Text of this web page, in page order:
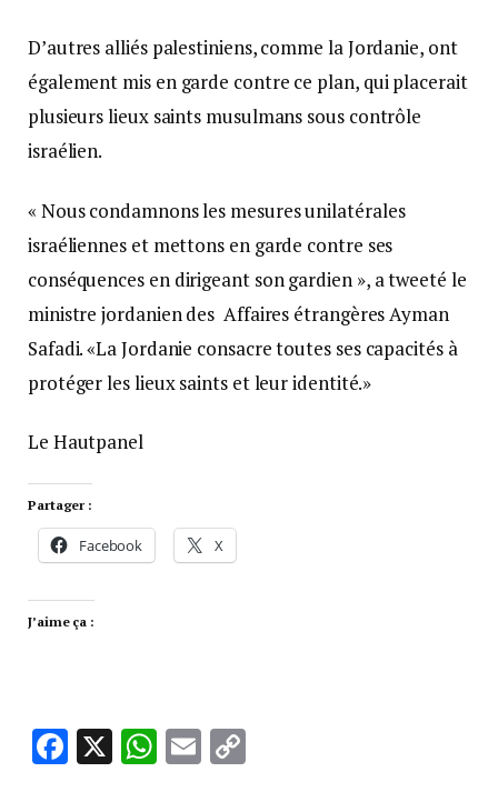
D’autres alliés palestiniens, comme la Jordanie, ont
également mis en garde contre ce plan, qui placerait
plusieurs lieux saints musulmans sous contrôle
israélien.
« Nous condamnons les mesures unilatérales
israéliennes et mettons en garde contre ses
conséquences en dirigeant son gardien », a tweeté le
ministre jordanien des Affaires étrangères Ayman
Safadi. «La Jordanie consacre toutes ses capacités à
protéger les lieux saints et leur identité.»
Le Hautpanel
Partager :
Facebook X
J’aime ça :
Facebook
X WhatsApp
Email